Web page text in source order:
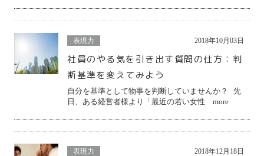
表現力
社員のやる気を引き出す質問の仕方：判
断基準を変えてみよう
自分を基準として物事を判断していませんか？ 先
日、ある経営者様より「最近の若い女性 more
2018年10月03日
表現力 2018年12月18日